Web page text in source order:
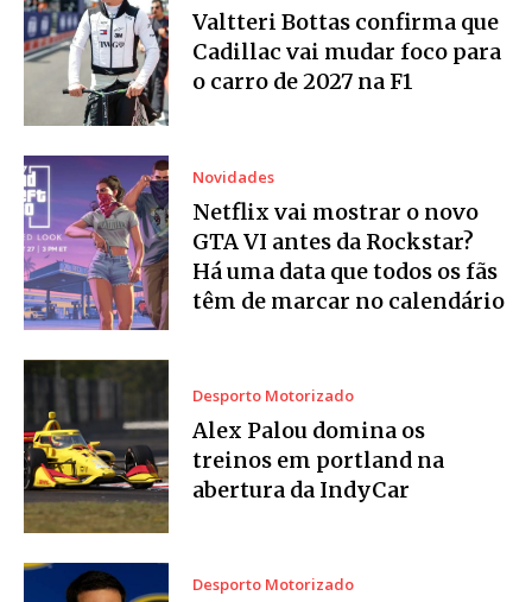
Valtteri Bottas confirma que
Cadillac vai mudar foco para
o carro de 2027 na F1
Novidades
Netflix vai mostrar o novo
GTA VI antes da Rockstar?
Há uma data que todos os fãs
têm de marcar no calendário
Desporto Motorizado
Alex Palou domina os
treinos em portland na
abertura da IndyCar
Desporto Motorizado